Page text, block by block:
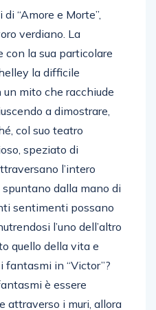
“Amore e Morte”,
verdiano. La
la sua particolare
la difficile
mito che racchiude
a dimostrare,
col suo teatro
speziato di
l’intero
dalla mano di
sentimenti possano
l’uno dell’altro
quello della vita e
fantasmi in “Victor”?
è essere
attraverso i muri, allora